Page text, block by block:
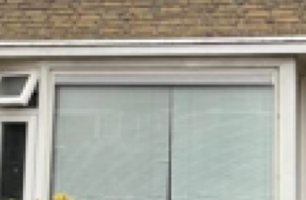
Is
Kamers in
Waar kan
Leeuwarden?
Alle